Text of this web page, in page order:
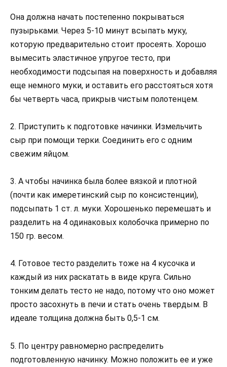
Она должна начать постепенно покрываться
пузырьками. Через 5-10 минут всыпать муку,
которую предварительно стоит просеять. Хорошо
вымесить эластичное упругое тесто, при
необходимости подсыпая на поверхность и добавляя
еще немного муки, и оставить его расстояться хотя
бы четверть часа, прикрыв чистым полотенцем.
2. Приступить к подготовке начинки. Измельчить
сыр при помощи терки. Соединить его с одним
свежим яйцом.
3. А чтобы начинка была более вязкой и плотной
(почти как имеретинский сыр по консистенции),
подсыпать 1 ст. л. муки. Хорошенько перемешать и
разделить на 4 одинаковых колобочка примерно по
150 гр. весом.
4. Готовое тесто разделить тоже на 4 кусочка и
каждый из них раскатать в виде круга. Сильно
тонким делать тесто не надо, потому что оно может
просто засохнуть в печи и стать очень твердым. В
идеале толщина должна быть 0,5-1 см.
5. По центру равномерно распределить
подготовленную начинку. Можно положить ее и уже